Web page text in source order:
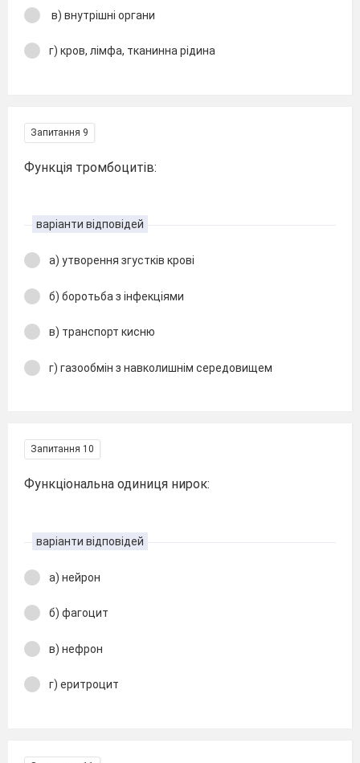
в) внутрішні органи
г) кров, лімфа, тканинна рідина
Запитання 9
Функція тромбоцитів:
варіанти відповідей
а) утворення згустків крові
б) боротьба з інфекціями
в) транспорт кисню
г) газообмін з навколишнім середовищем
Запитання 10
Функціональна одиниця нирок:
варіанти відповідей
а) нейрон
б) фагоцит
в) нефрон
г) еритроцит